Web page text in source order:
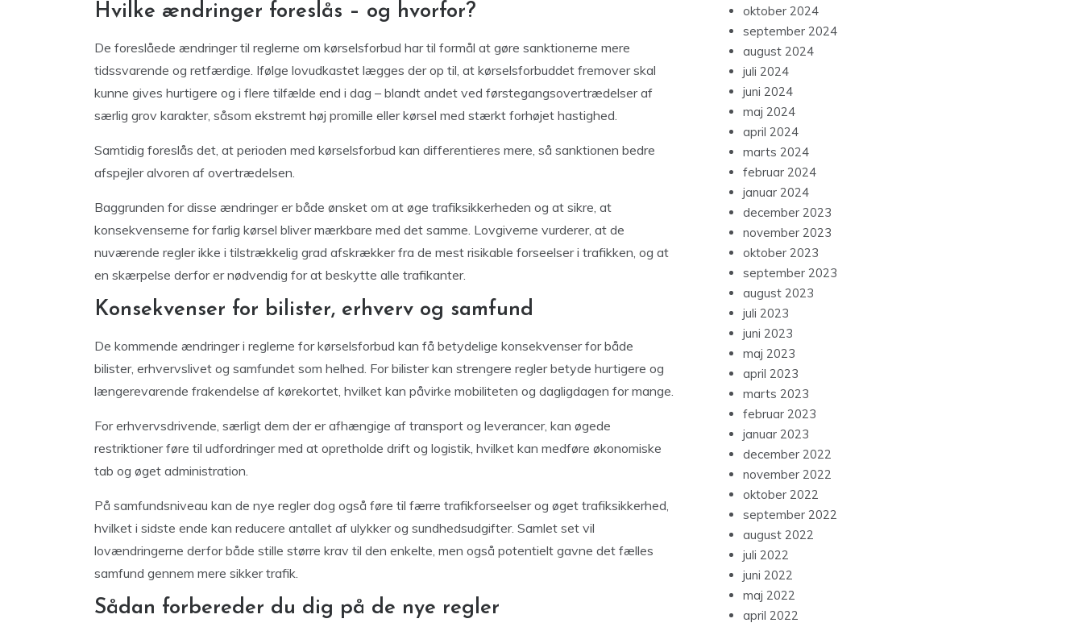
Hvilke ændringer foreslås – og hvorfor?
De foreslåede ændringer til reglerne om kørselsforbud har til formål at gøre sanktionerne mere
tidssvarende og retfærdige. Ifølge lovudkastet lægges der op til, at kørselsforbuddet fremover skal
kunne gives hurtigere og i flere tilfælde end i dag – blandt andet ved førstegangsovertrædelser af
særlig grov karakter, såsom ekstremt høj promille eller kørsel med stærkt forhøjet hastighed.
Samtidig foreslås det, at perioden med kørselsforbud kan differentieres mere, så sanktionen bedre
afspejler alvoren af overtrædelsen.
Baggrunden for disse ændringer er både ønsket om at øge trafiksikkerheden og at sikre, at
konsekvenserne for farlig kørsel bliver mærkbare med det samme. Lovgiverne vurderer, at de
nuværende regler ikke i tilstrækkelig grad afskrækker fra de mest risikable forseelser i trafikken, og at
en skærpelse derfor er nødvendig for at beskytte alle trafikanter.
Konsekvenser for bilister, erhverv og samfund
De kommende ændringer i reglerne for kørselsforbud kan få betydelige konsekvenser for både
bilister, erhvervslivet og samfundet som helhed. For bilister kan strengere regler betyde hurtigere og
længerevarende frakendelse af kørekortet, hvilket kan påvirke mobiliteten og dagligdagen for mange.
For erhvervsdrivende, særligt dem der er afhængige af transport og leverancer, kan øgede
restriktioner føre til udfordringer med at opretholde drift og logistik, hvilket kan medføre økonomiske
tab og øget administration.
På samfundsniveau kan de nye regler dog også føre til færre trafikforseelser og øget trafiksikkerhed,
hvilket i sidste ende kan reducere antallet af ulykker og sundhedsudgifter. Samlet set vil
lovændringerne derfor både stille større krav til den enkelte, men også potentielt gavne det fælles
samfund gennem mere sikker trafik.
Sådan forbereder du dig på de nye regler
oktober 2024
september 2024
august 2024
juli 2024
juni 2024
maj 2024
april 2024
marts 2024
februar 2024
januar 2024
december 2023
november 2023
oktober 2023
september 2023
august 2023
juli 2023
juni 2023
maj 2023
april 2023
marts 2023
februar 2023
januar 2023
december 2022
november 2022
oktober 2022
september 2022
august 2022
juli 2022
juni 2022
maj 2022
april 2022